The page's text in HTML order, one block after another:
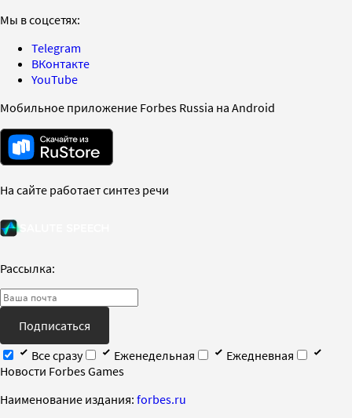
Мы в соцсетях:
Telegram
ВКонтакте
YouTube
Мобильное приложение Forbes Russia на Android
На сайте работает синтез речи
Рассылка:
Подписаться
Все сразу
Еженедельная
Ежедневная
Новости Forbes Games
Наименование издания: forbes.ru